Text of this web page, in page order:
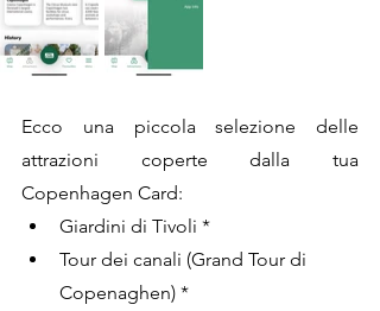
Ecco una piccola selezione delle
attrazioni coperte dalla tua
Copenhagen Card:
Giardini di Tivoli *
Tour dei canali (Grand Tour di
Copenaghen) *